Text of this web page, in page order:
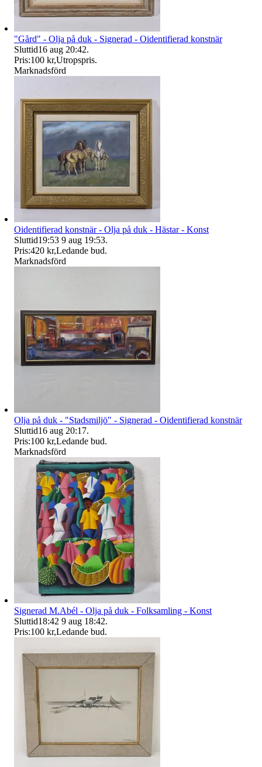
"Gård" - Olja på duk - Signerad - Oidentifierad konstnär
Sluttid16 aug 20:42.
Pris:100 kr,Utropspris.
Marknadsförd
Oidentifierad konstnär - Olja på duk - Hästar - Konst
Sluttid19:53 9 aug 19:53.
Pris:420 kr,Ledande bud.
Marknadsförd
Olja på duk - "Stadsmiljö" - Signerad - Oidentifierad konstnär
Sluttid16 aug 20:17.
Pris:100 kr,Ledande bud.
Marknadsförd
Signerad M.Abél - Olja på duk - Folksamling - Konst
Sluttid18:42 9 aug 18:42.
Pris:100 kr,Ledande bud.